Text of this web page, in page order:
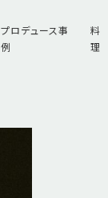
プロデュース事
例
料
理